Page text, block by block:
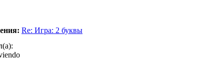
Re: Игра: 2 буквы